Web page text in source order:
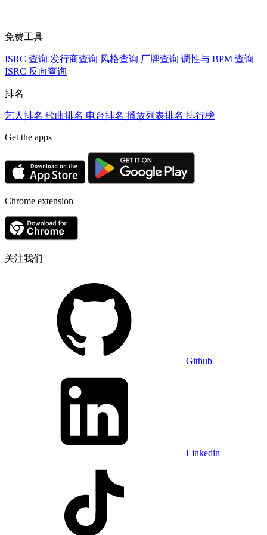
免费工具
ISRC 查询 发行商查询 风格查询 厂牌查询 调性与 BPM 查询
ISRC 反向查询
排名
艺人排名 歌曲排名 电台排名 播放列表排名 排行榜
Get the apps
Chrome extension
关注我们
Github
Linkedin